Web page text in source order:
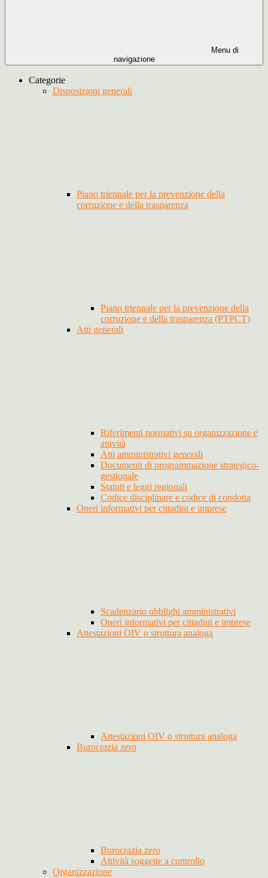
Menu di
navigazione
Categorie
Disposizioni generali
Piano triennale per la prevenzione della
corruzione e della trasparenza
Piano triennale per la prevenzione della
corruzione e della trasparenza (PTPCT)
Atti generali
Riferimenti normativi su organizzazione e
attività
Atti amministrativi generali
Documenti di programmazione strategico-
gestionale
Statuti e leggi regionali
Codice disciplinare e codice di condotta
Oneri informativi per cittadini e imprese
Scadenzario obblighi amministrativi
Oneri informativi per cittadini e imprese
Attestazioni OIV o struttura analoga
Attestazioni OIV o struttura analoga
Burocrazia zero
Burocrazia zero
Attività soggette a controllo
Organizzazione